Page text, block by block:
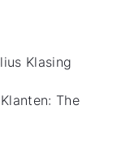
Klasing
The